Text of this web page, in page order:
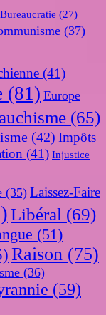
Bureaucratie (27)
(37)
(41)
(81) Europe
(65)
(42) Impôts
(41) Injustice
(35) Laissez-Faire
Libéral (69)
(51)
Raison (75)
(36)
(59)